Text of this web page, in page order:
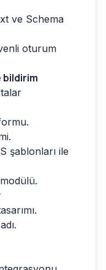
ve Schema
oturum
şablonları ile